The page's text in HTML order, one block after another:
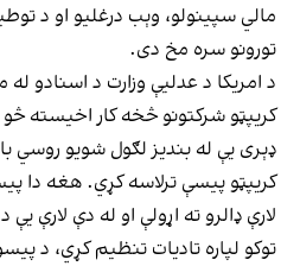
مالي سپینولو، وېب درغلیو او د
تورونو سره مخ دی.
د امریکا د عدلیې وزارت د اسنادو
کریپټو شرکتونو څخه کار اخیسته
ډېری یې له بندیز لګول شويو روسي
کریپټو پیسې ترلاسه کړي. هغه دا
لارې ډالرو ته اړولې او له دې لارې یې
توکو لپاره تادیات تنظیم کړي، د